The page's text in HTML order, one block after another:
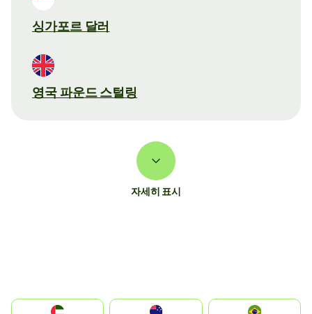
싱가포르 달러
영국 파운드 스털링
자세히 표시